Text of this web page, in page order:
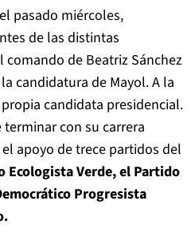
pasado miércoles,
de las distintas
de Beatriz Sánchez
candidatura de Mayol. A la
candidata presidencial.
terminar con su carrera
apoyo de trece partidos del
Ecologista Verde, el Partido
Progresista